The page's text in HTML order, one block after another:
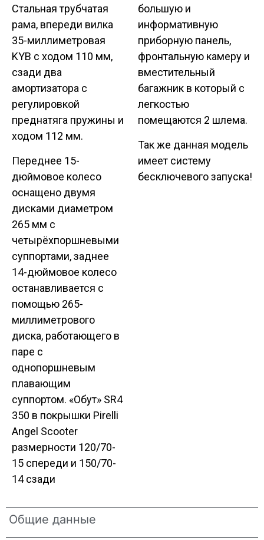
Общие данные
Стальная трубчатая
рама, впереди вилка
35-миллиметровая
KYB с ходом 110 мм,
сзади два
амортизатора с
регулировкой
преднатяга пружины и
ходом 112 мм.
Переднее 15-
дюймовое колесо
оснащено двумя
дисками диаметром
265 мм с
четырёхпоршневыми
суппортами, заднее
14-дюймовое колесо
останавливается с
помощью 265-
миллиметрового
диска, работающего в
паре с
однопоршневым
плавающим
суппортом. «Обут» SR4
350 в покрышки Pirelli
Angel Scooter
размерности 120/70-
15 спереди и 150/70-
14 сзади
большую и
информативную
приборную панель,
фронтальную камеру и
вместительный
багажник в который с
легкостью
помещаются 2 шлема.
Так же данная модель
имеет систему
бесключевого запуска!